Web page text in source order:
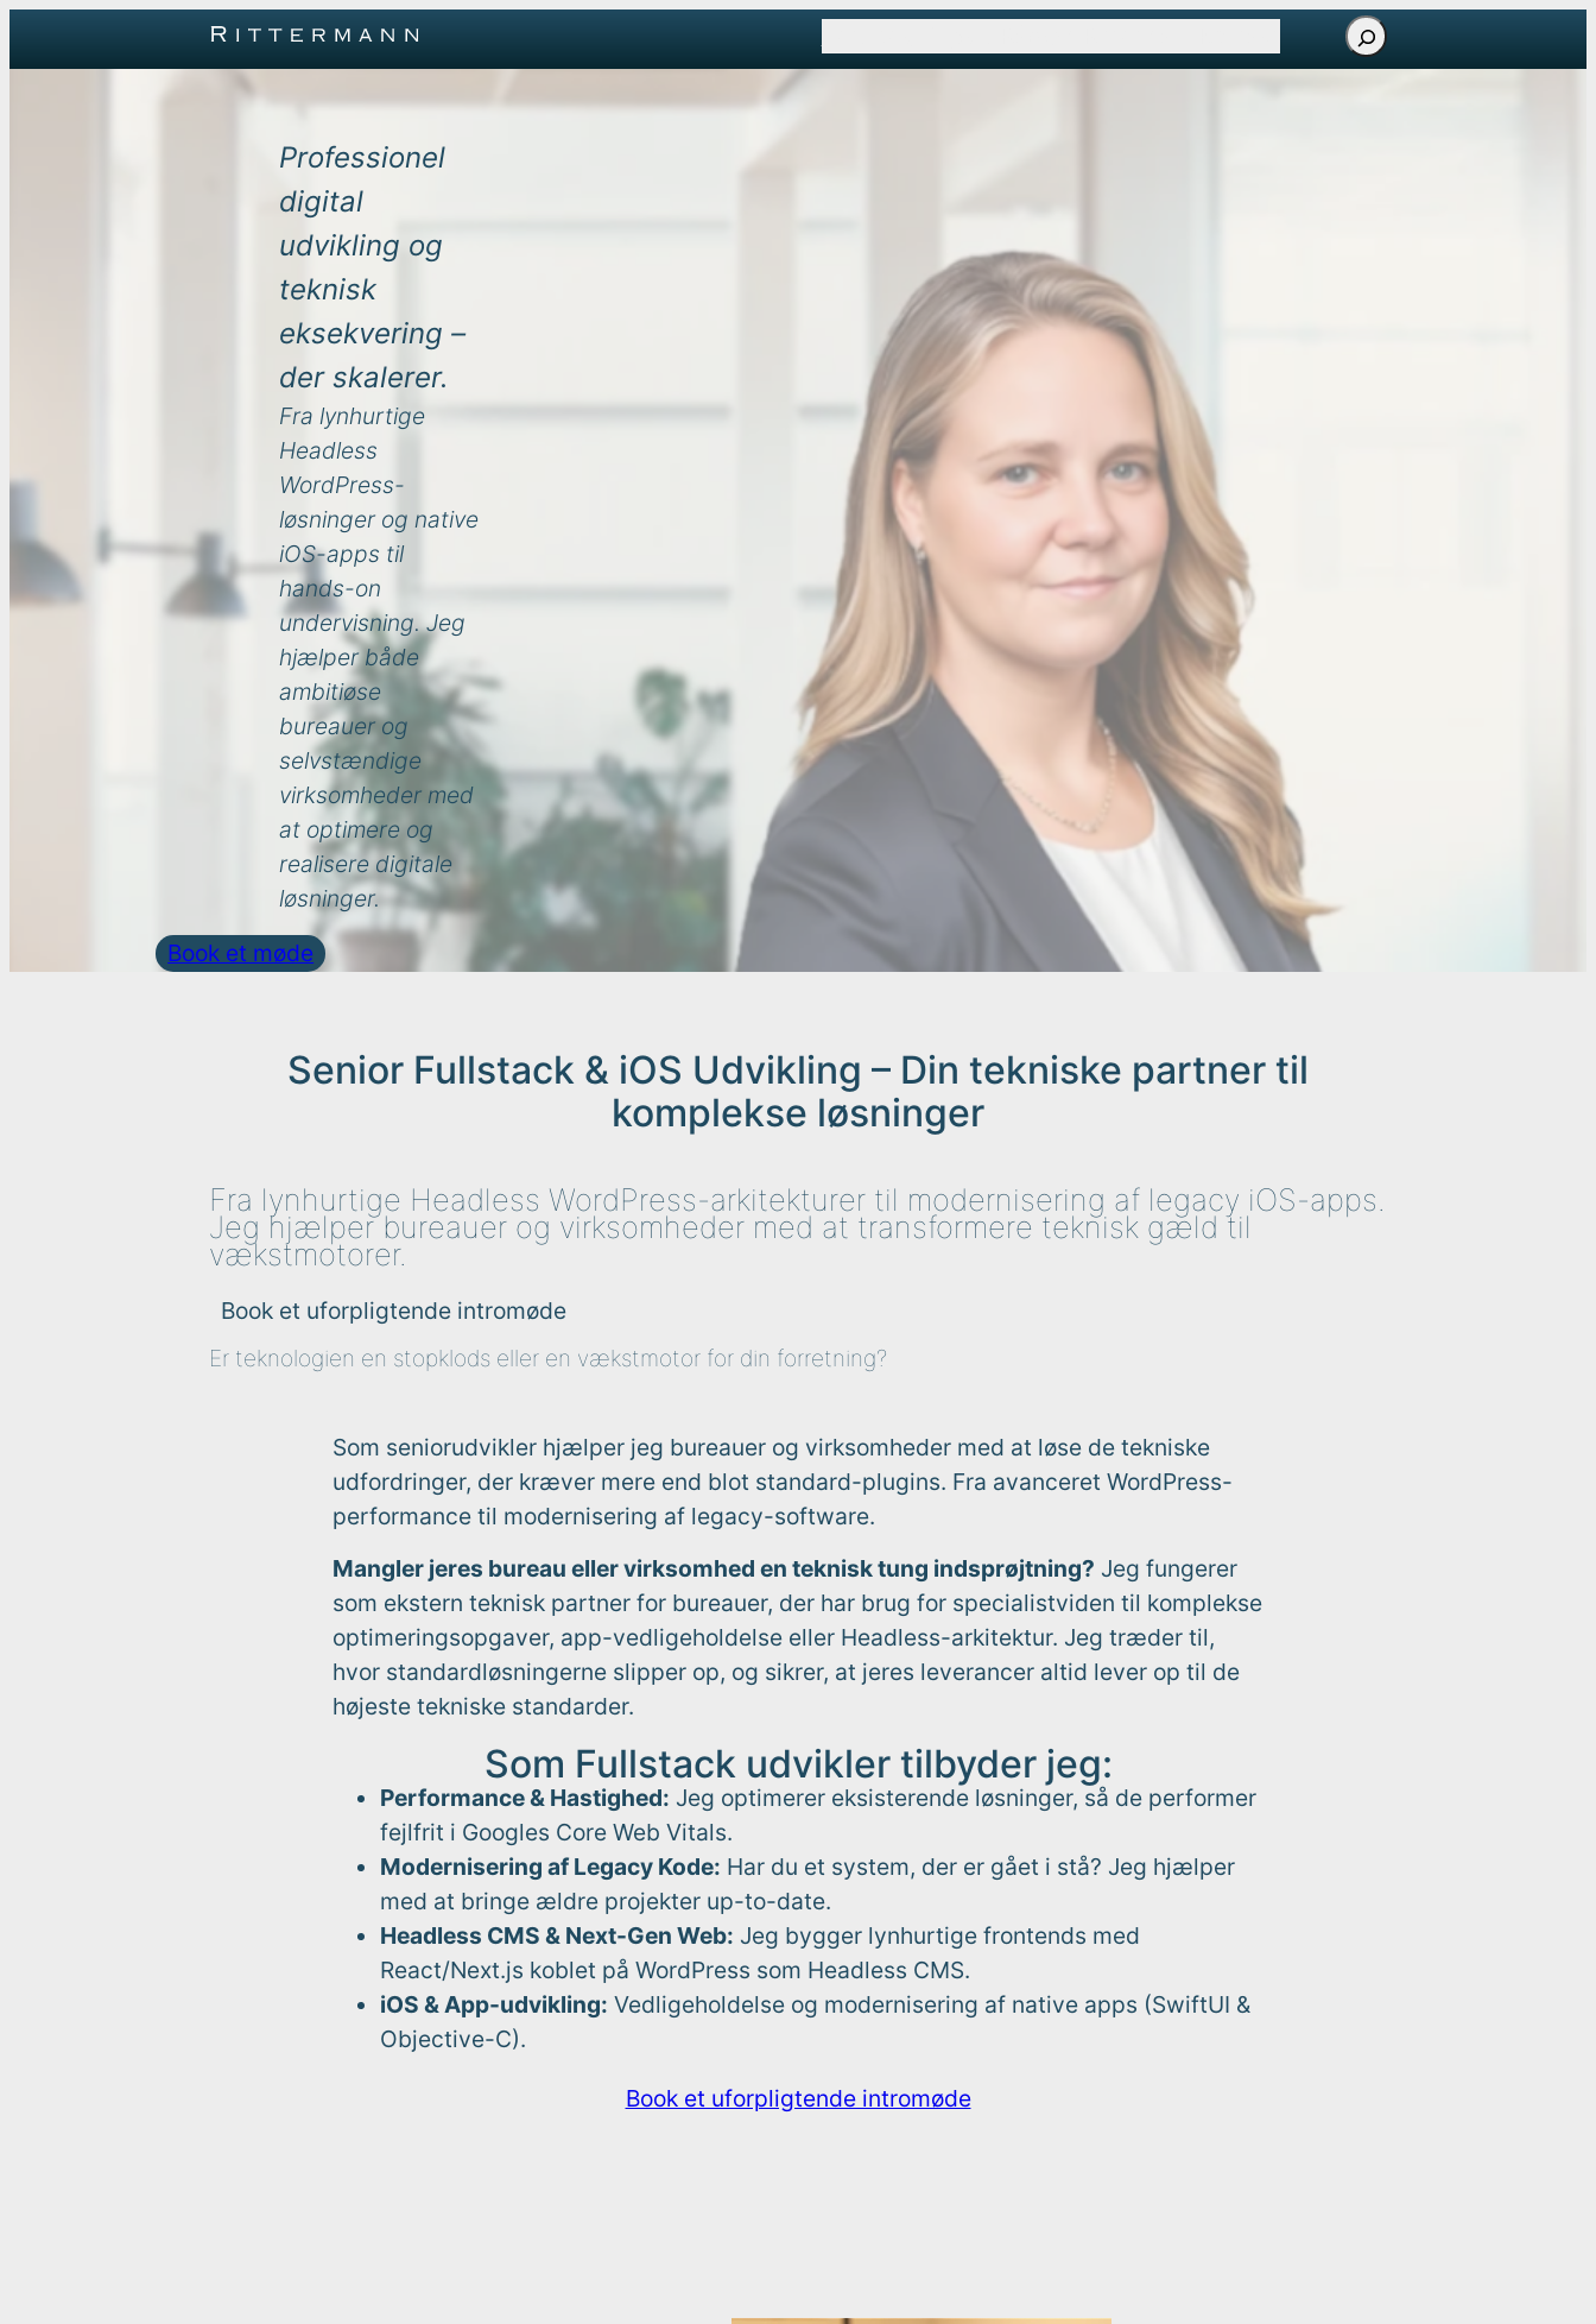
hovedindhold
Søg
Professionel
digital
udvikling og
teknisk
eksekvering –
der skalerer.
Fra lynhurtige
Headless
WordPress-
løsninger og native
iOS-apps til
hands-on
undervisning. Jeg
hjælper både
ambitiøse
bureauer og
selvstændige
virksomheder med
at optimere og
realisere digitale
løsninger.
Book et møde
Senior Fullstack & iOS Udvikling – Din tekniske partner til
komplekse løsninger
Fra lynhurtige Headless WordPress-arkitekturer til modernisering af legacy iOS-apps.
Jeg hjælper bureauer og virksomheder med at transformere teknisk gæld til
vækstmotorer.
Book et uforpligtende intromøde
Er teknologien en stopklods eller en vækstmotor for din forretning?
Som seniorudvikler hjælper jeg bureauer og virksomheder med at løse de tekniske
udfordringer, der kræver mere end blot standard-plugins. Fra avanceret WordPress-
performance til modernisering af legacy-software.
Mangler jeres bureau eller virksomhed en teknisk tung indsprøjtning? Jeg fungerer
som ekstern teknisk partner for bureauer, der har brug for specialistviden til komplekse
optimeringsopgaver, app-vedligeholdelse eller Headless-arkitektur. Jeg træder til,
hvor standardløsningerne slipper op, og sikrer, at jeres leverancer altid lever op til de
højeste tekniske standarder.
Som Fullstack udvikler tilbyder jeg:
Performance & Hastighed: Jeg optimerer eksisterende løsninger, så de performer
fejlfrit i Googles Core Web Vitals.
Modernisering af Legacy Kode: Har du et system, der er gået i stå? Jeg hjælper
med at bringe ældre projekter up-to-date.
Headless CMS & Next-Gen Web: Jeg bygger lynhurtige frontends med
React/Next.js koblet på WordPress som Headless CMS.
iOS & App-udvikling: Vedligeholdelse og modernisering af native apps (SwiftUI &
Objective-C).
Book et uforpligtende intromøde